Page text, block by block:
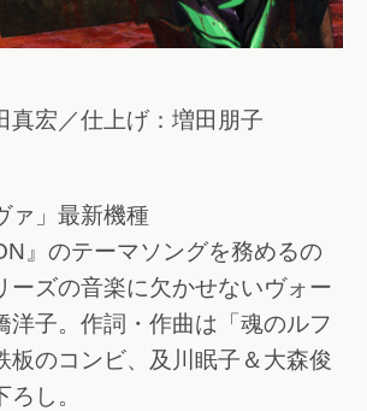
真宏／仕上げ：増田朋子
ァ」最新機種
』のテーマソングを務めるの
ーズの音楽に欠かせないヴォー
洋子。作詞・作曲は「魂のルフ
板のコンビ、及川眠子＆大森俊
し。